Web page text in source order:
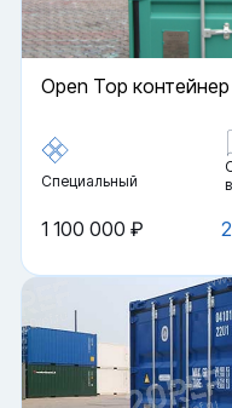
Open Top контейнер
Специальный
1 100 000 ₽